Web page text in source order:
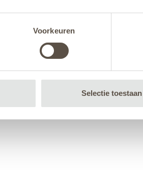
Voorkeuren
Selectie toestaan